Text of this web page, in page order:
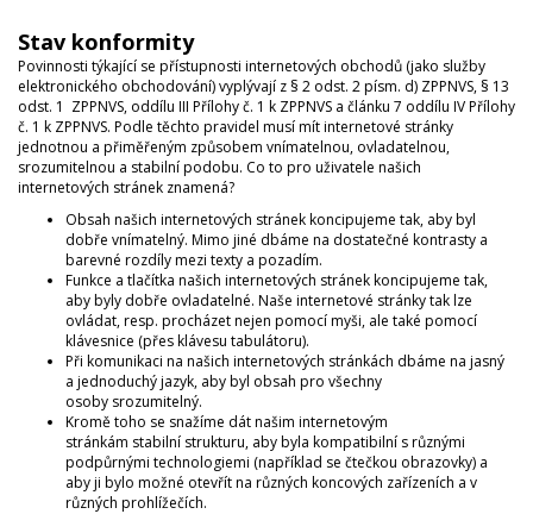
Stav konformity
Povinnosti týkající se přístupnosti internetových obchodů (jako služby
elektronického obchodování) vyplývají z § 2 odst. 2 písm. d) ZPPNVS, § 13
odst. 1 ZPPNVS, oddílu III Přílohy č. 1 k ZPPNVS a článku 7 oddílu IV Přílohy
č. 1 k ZPPNVS. Podle těchto pravidel musí mít internetové stránky
jednotnou a přiměřeným způsobem vnímatelnou, ovladatelnou,
srozumitelnou a stabilní podobu. Co to pro uživatele našich
internetových stránek znamená?
Obsah našich internetových stránek koncipujeme tak, aby byl
dobře vnímatelný. Mimo jiné dbáme na dostatečné kontrasty a
barevné rozdíly mezi texty a pozadím.
Funkce a tlačítka našich internetových stránek koncipujeme tak,
aby byly dobře ovladatelné. Naše internetové stránky tak lze
ovládat, resp. procházet nejen pomocí myši, ale také pomocí
klávesnice (přes klávesu tabulátoru).
Při komunikaci na našich internetových stránkách dbáme na jasný
a jednoduchý jazyk, aby byl obsah pro všechny
osoby srozumitelný.
Kromě toho se snažíme dát našim internetovým
stránkám stabilní strukturu, aby byla kompatibilní s různými
podpůrnými technologiemi (například se čtečkou obrazovky) a
aby ji bylo možné otevřít na různých koncových zařízeních a v
různých prohlížečích.